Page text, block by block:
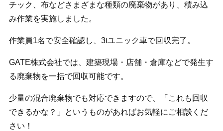
チック、布などさまざまな種類の廃棄物があり、積み込
み作業を実施しました。
作業員1名で安全確認し、3tユニック車で回収完了。
GATE株式会社では、建築現場・店舗・倉庫などで発生す
る廃棄物を一括で回収可能です。
少量の混合廃棄物でも対応できますので、「これも回収
できるかな？」というものがあればお気軽にご相談くだ
さい！